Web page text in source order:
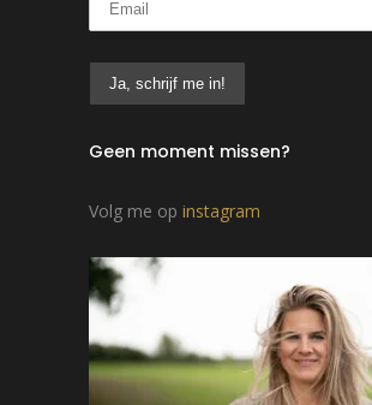
Geen moment missen?
Volg me op instagram